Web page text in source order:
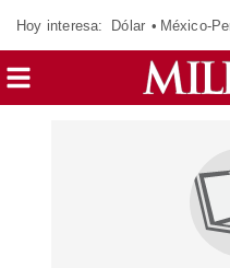
Hoy interesa: Dólar México-